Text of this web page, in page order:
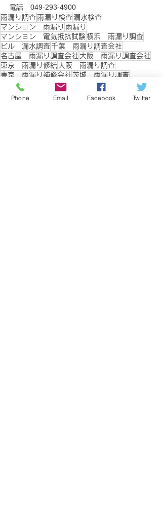
電話　049-293-4900
雨漏り調査 雨漏り検査 漏水検査
マンション 雨漏り 雨漏り
マンション 電気抵抗試験 横浜 雨漏り調査
ビル 漏水調査 千葉 雨漏り調査会社
名古屋 雨漏り調査会社 大阪 雨漏り調査会社
東京 雨漏り修繕 大阪 雨漏り調査
東京 雨漏り補修会社 茨城 雨漏り調査
兵庫 雨漏り調査東京 雨漏り修理
鹿児島 雨漏り調査
神奈川 雨漏り調査会社
Phone Email Facebook Twitter